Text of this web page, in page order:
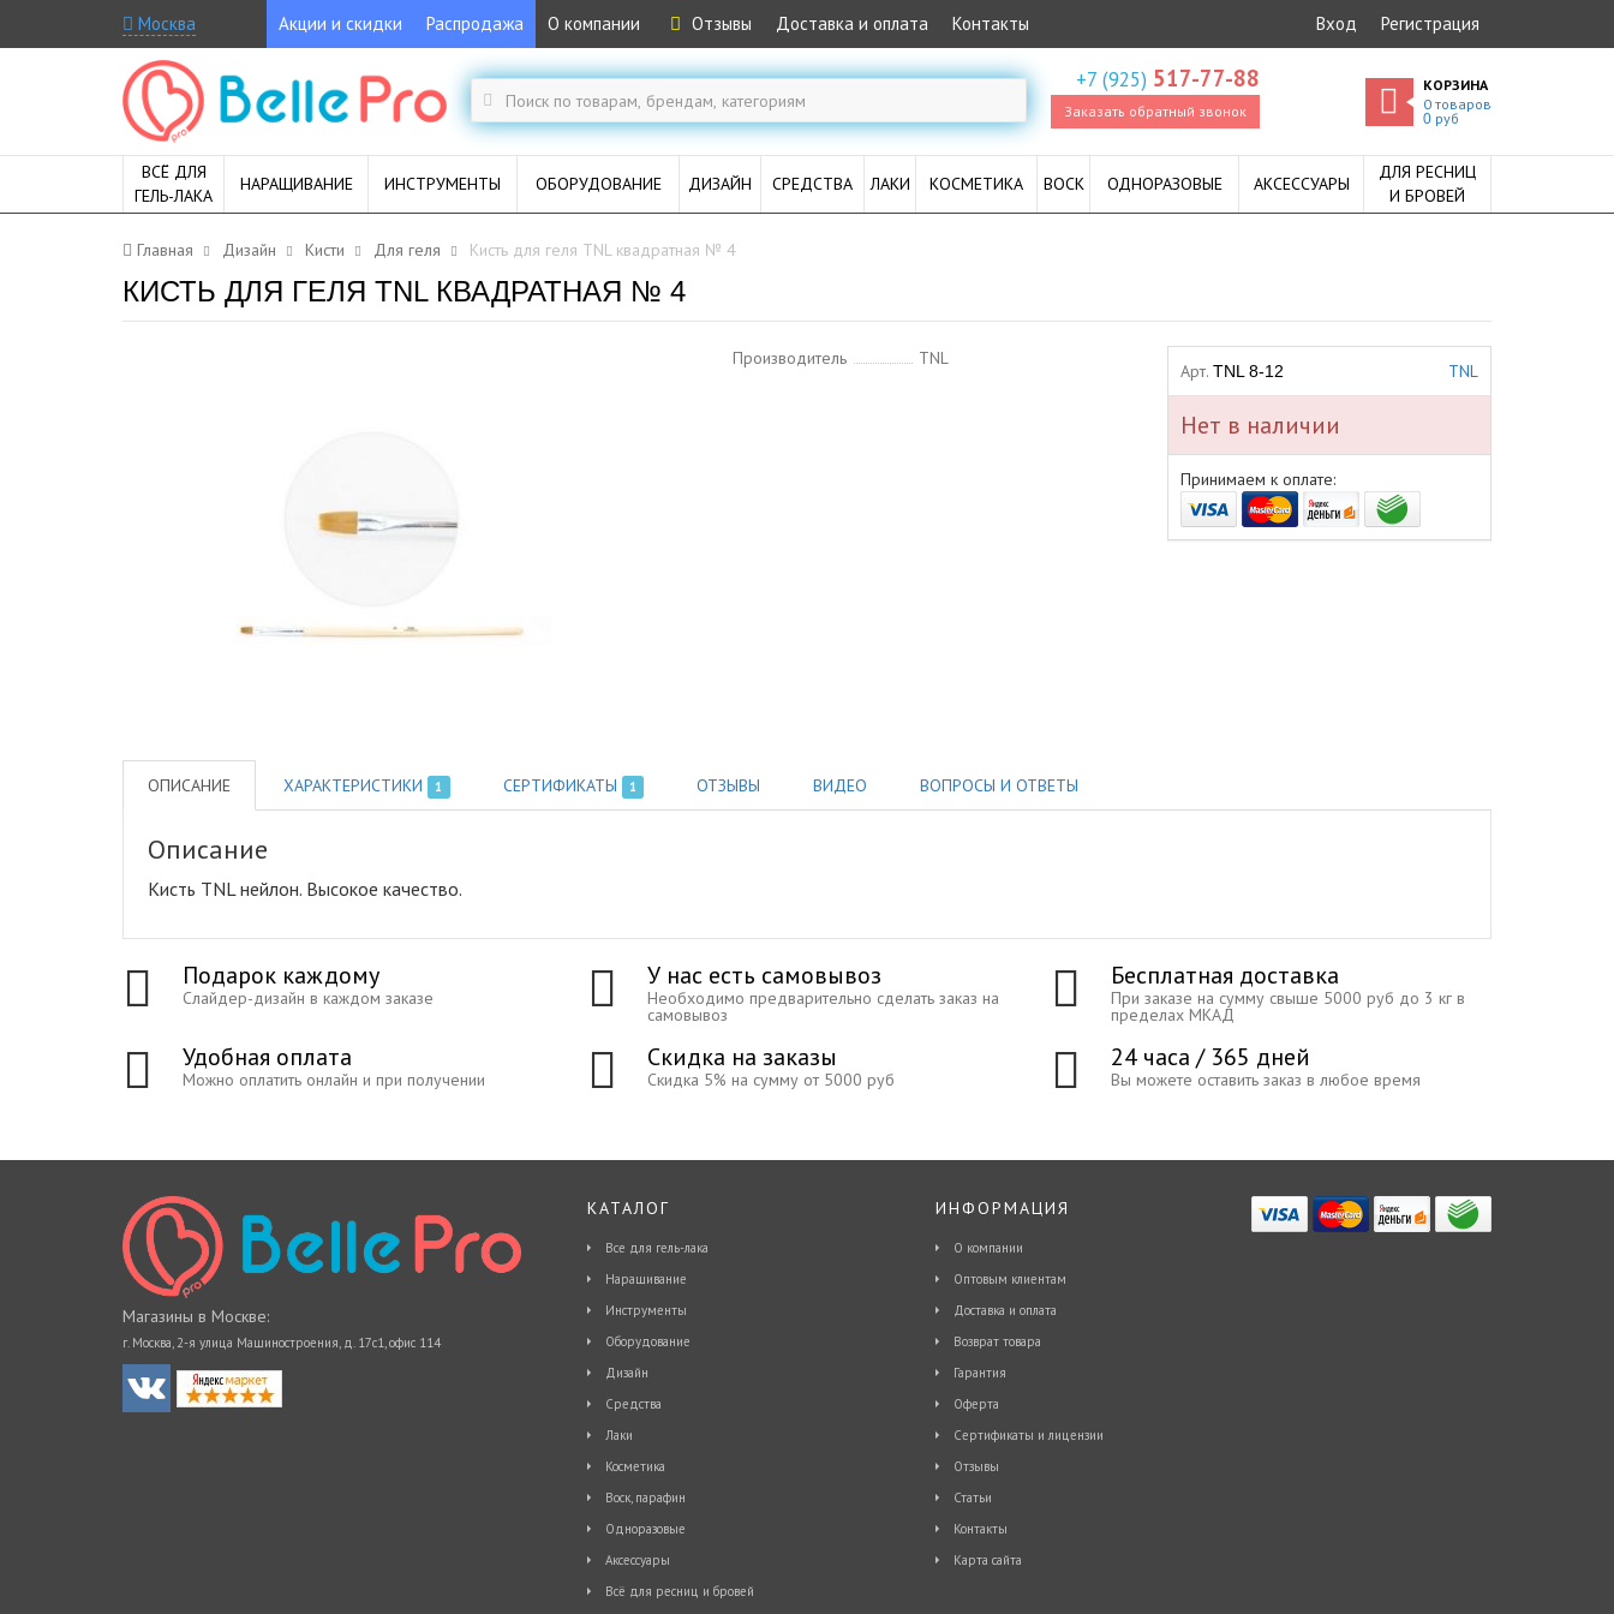
Москва Акции и скидки Распродажа О компании Отзывы Доставка и оплата Контакты Вход Регистрация
+7 (925) 517-77-88
Заказать обратный звонок
КОРЗИНА
0 товаров
0руб
ВСЁ ДЛЯ
ГЕЛЬ-ЛАКА
НАРАЩИВАНИЕ ИНСТРУМЕНТЫ ОБОРУДОВАНИЕ ДИЗАЙН СРЕДСТВА ЛАКИ КОСМЕТИКА ВОСК ОДНОРАЗОВЫЕ АКСЕССУАРЫ
ДЛЯ РЕСНИЦ
И БРОВЕЙ
Главная Дизайн Кисти Для геля Кисть для геля TNL квадратная № 4
КИСТЬ ДЛЯ ГЕЛЯ TNL КВАДРАТНАЯ № 4
Производитель TNL
Арт. TNL 8-12 TNL
Нет в наличии
Принимаем к оплате:
ОПИСАНИЕ ХАРАКТЕРИСТИКИ 1 СЕРТИФИКАТЫ 1 ОТЗЫВЫ ВИДЕО ВОПРОСЫ И ОТВЕТЫ
Описание
Кисть TNL нейлон. Высокое качество.
Подарок каждому
Слайдер-дизайн в каждом заказе
У нас есть самовывоз
Необходимо предварительно сделать заказ на
самовывоз
Бесплатная доставка
При заказе на сумму свыше 5000 руб до 3 кг в
пределах МКАД
Удобная оплата
Можно оплатить онлайн и при получении
Скидка на заказы
Скидка 5% на сумму от 5000 руб
24 часа / 365 дней
Вы можете оставить заказ в любое время
Магазины в Москве:
г. Москва, 2-я улица Машиностроения, д. 17с1, офис 114
КАТАЛОГ
Все для гель-лака
Наращивание
Инструменты
Оборудование
Дизайн
Средства
Лаки
Косметика
Воск, парафин
Одноразовые
Аксессуары
Всё для ресниц и бровей
ИНФОРМАЦИЯ
О компании
Оптовым клиентам
Доставка и оплата
Возврат товара
Гарантия
Оферта
Сертификаты и лицензии
Отзывы
Статьи
Контакты
Карта сайта